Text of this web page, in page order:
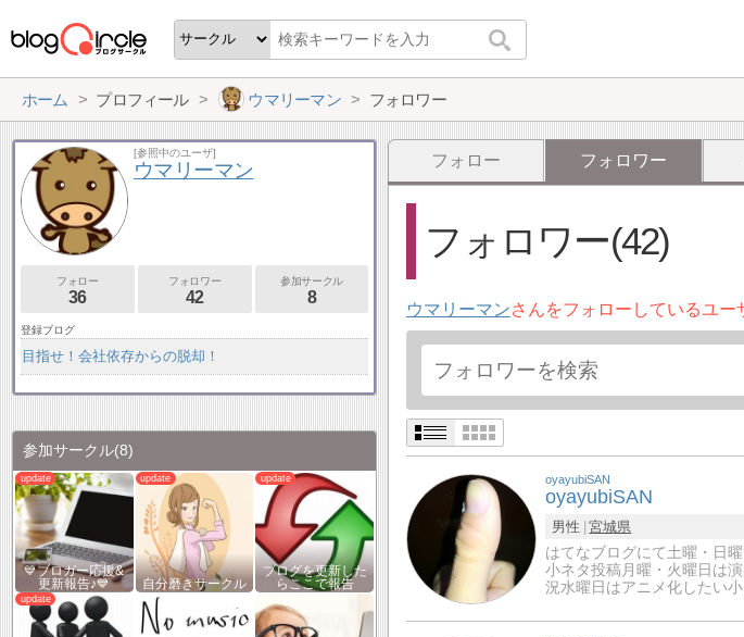
ホーム プロフィール ウマリーマン フォロワー
フォロー フォロワー
フォロワー(42)
ウマリーマンさんをフォローしているユー
oyayubiSAN
oyayubiSAN
男性
宮城県
はてなブログにて土曜・日
小ネタ投稿月曜・火曜日は
況水曜日はアニメ化したい小
[参照中のユーザ]
ウマリーマン
フォロー
36
フォロワー
42
参加サークル
8
登録ブログ
目指せ！会社依存からの脱却！
参加サークル(8)
💙ブロガー応援&
更新報告♪💙
自分磨きサークル
ブログを更新した
らここで報告